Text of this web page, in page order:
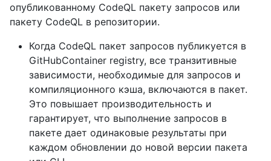
опубликованному CodeQL пакету запросов или
пакету CodeQL в репозитории.
Когда CodeQL пакет запросов публикуется в
GitHubContainer registry, все транзитивные
зависимости, необходимые для запросов и
компиляционного кэша, включаются в пакет.
Это повышает производительность и
гарантирует, что выполнение запросов в
пакете дает одинаковые результаты при
каждом обновлении до новой версии пакета